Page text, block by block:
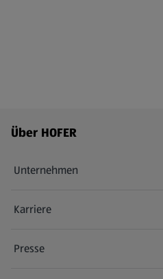
Fußzeilenmenü - weitere Links
Über HOFER
Unternehmen
Karriere
(öffnet in einem neuen Tab)
Presse